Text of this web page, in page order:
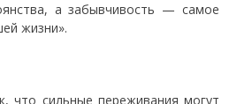
а забывчивость — самое
жизни».
сильные переживания могут